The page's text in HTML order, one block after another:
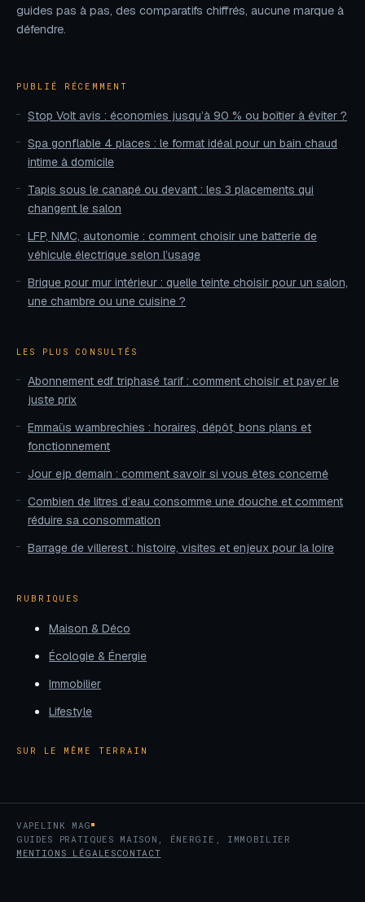
guides pas à pas, des comparatifs chiffrés, aucune marque à
défendre.
PUBLIÉ RÉCEMMENT
Stop Volt avis : économies jusqu’à 90 % ou boîtier à éviter ?
Spa gonflable 4 places : le format idéal pour un bain chaud
intime à domicile
Tapis sous le canapé ou devant : les 3 placements qui
changent le salon
LFP, NMC, autonomie : comment choisir une batterie de
véhicule électrique selon l’usage
Brique pour mur intérieur : quelle teinte choisir pour un salon,
une chambre ou une cuisine ?
LES PLUS CONSULTÉS
Abonnement edf triphasé tarif : comment choisir et payer le
juste prix
Emmaüs wambrechies : horaires, dépôt, bons plans et
fonctionnement
Jour ejp demain : comment savoir si vous êtes concerné
Combien de litres d’eau consomme une douche et comment
réduire sa consommation
Barrage de villerest : histoire, visites et enjeux pour la loire
RUBRIQUES
Maison & Déco
Écologie & Énergie
Immobilier
Lifestyle
SUR LE MÊME TERRAIN
VAPELINK MAG
GUIDES PRATIQUES MAISON, ÉNERGIE, IMMOBILIER
MENTIONS LÉGALESCONTACT